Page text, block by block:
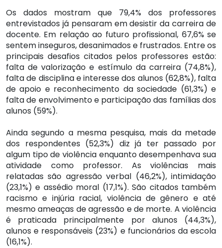
Os dados mostram que 79,4% dos professores
entrevistados já pensaram em desistir da carreira de
docente. Em relação ao futuro profissional, 67,6% se
sentem inseguros, desanimados e frustrados. Entre os
principais desafios citados pelos professores estão:
falta de valorização e estímulo da carreira (74,8%),
falta de disciplina e interesse dos alunos (62,8%), falta
de apoio e reconhecimento da sociedade (61,3%) e
falta de envolvimento e participação das famílias dos
alunos (59%).
Ainda segundo a mesma pesquisa, mais da metade
dos respondentes (52,3%) diz já ter passado por
algum tipo de violência enquanto desempenhava sua
atividade como professor. As violências mais
relatadas são agressão verbal (46,2%), intimidação
(23,1%) e assédio moral (17,1%). São citados também
racismo e injúria racial, violência de gênero e até
mesmo ameaças de agressão e de morte. A violência
é praticada principalmente por alunos (44,3%),
alunos e responsáveis (23%) e funcionários da escola
(16,1%).